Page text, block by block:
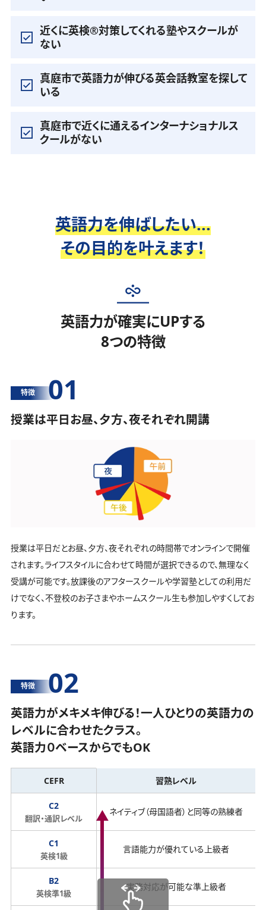
近くに英検®️対策してくれる塾やスクールが
ない
真庭市で英語力が伸びる英会話教室を探して
いる
真庭市で近くに通えるインターナショナルス
クールがない
英語力を伸ばしたい...
その目的を叶えます！
英語力が確実にUPする
8つの特徴
特徴 01
授業は平日お昼、夕方、夜それぞれ開講
授業は平日だとお昼、夕方、夜それぞれの時間帯でオンラインで開催
されます。ライフスタイルに合わせて時間が選択できるので、無理なく
受講が可能です。放課後のアフタースクールや学習塾としての利用だ
けでなく、不登校のお子さまやホームスクール生も参加しやすくしてお
ります。
特徴 02
英語力がメキメキ伸びる！一人ひとりの英語力の
レベルに合わせたクラス。
英語力０ベースからでもOK
CEFR 習熟レベル
C2
翻訳・通訳レベル
ネイティブ（母国語者）と同等の熟練者
C1
英検1級
言語能力が優れている上級者
B2
英検準1級
実務対応が可能な準上級者